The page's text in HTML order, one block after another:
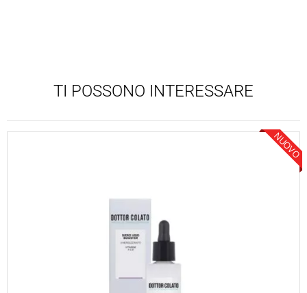
TI POSSONO INTERESSARE
NUOVO